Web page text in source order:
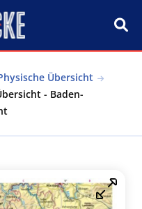
Übersicht
- Baden-